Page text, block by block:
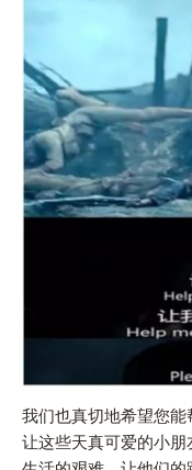
我们也真切地希望您
让这些天真可爱的小